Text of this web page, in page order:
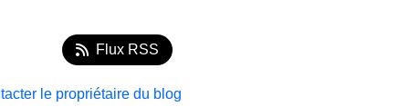
Flux RSS
le propriétaire du blog